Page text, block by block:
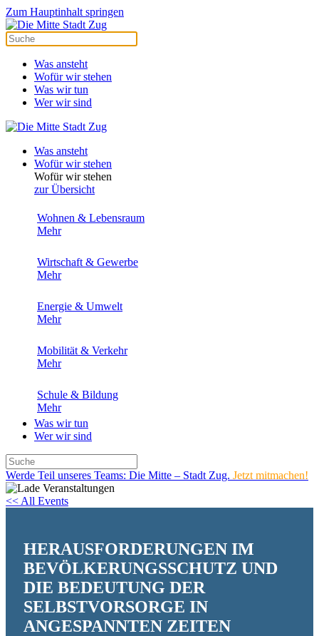
Zum Hauptinhalt springen
Was ansteht
Wofür wir stehen
Was wir tun
Wer wir sind
Was ansteht
Wofür wir stehen
Wofür wir stehen
zur Übersicht
Wohnen & Lebensraum
Mehr
Wirtschaft & Gewerbe
Mehr
Energie & Umwelt
Mehr
Mobilität & Verkehr
Mehr
Schule & Bildung
Mehr
Was wir tun
Wer wir sind
Werde Teil unseres Teams: Die Mitte – Stadt Zug. Jetzt mitmachen!
<< All Events
HERAUSFORDERUNGEN IM
BEVÖLKERUNGSSCHUTZ UND
DIE BEDEUTUNG DER
SELBSTVORSORGE IN
ANGESPANNTEN ZEITEN